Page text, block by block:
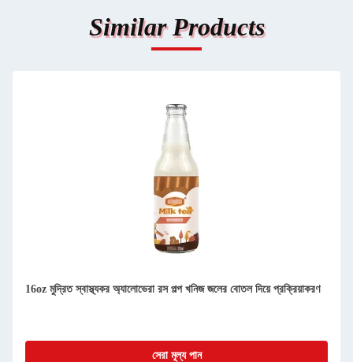
Similar Products
16oz মুদ্রিত স্বাস্থ্যকর অ্যালোভেরা রস পল্প খনিজ জলের বোতল দিয়ে প্রক্রিয়াকরণ
সেরা মূল্য পান